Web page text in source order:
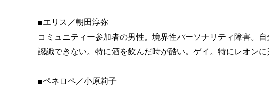
■エリス／朝田淳弥
コミュニティー参加者の男性。境界性パーソナリティ障害。
認識できない。特に酒を飲んだ時が酷い。ゲイ。特にレオンに
■ペネロペ／小原莉子